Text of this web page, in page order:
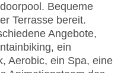
Bequeme
Terrasse bereit.
Angebote,
ein
Aerobic, ein Spa, eine